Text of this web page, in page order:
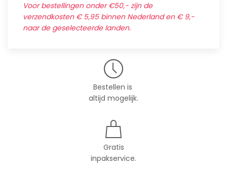
Voor bestellingen onder €50,- zijn de
verzendkosten € 5,95 binnen Nederland en € 9,-
naar de geselecteerde landen.
Bestellen is
altijd mogelijk.
Gratis
inpakservice.